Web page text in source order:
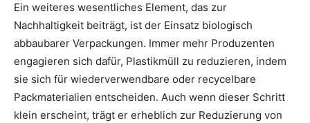
Ein weiteres wesentliches Element, das zur
Nachhaltigkeit beiträgt, ist der Einsatz biologisch
abbaubarer Verpackungen. Immer mehr Produzenten
engagieren sich dafür, Plastikmüll zu reduzieren, indem
sie sich für wiederverwendbare oder recycelbare
Packmaterialien entscheiden. Auch wenn dieser Schritt
klein erscheint, trägt er erheblich zur Reduzierung von